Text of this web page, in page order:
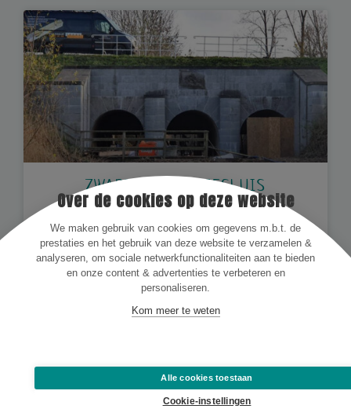
Over de cookies op deze website
We maken gebruik van cookies om gegevens m.b.t. de
prestaties en het gebruik van deze website te verzamelen &
analyseren, om sociale netwerkfunctionaliteiten aan te bieden
en onze content & advertenties te verbeteren en
personaliseren.
Kom meer te weten
Alle cookies toestaan
Cookie-instellingen
ZWARTHOEKSE ZEESLUIS
MEER INFORMATIE
Bekijk al onze projecten
Traas Ongedierte| Traas Nature Care